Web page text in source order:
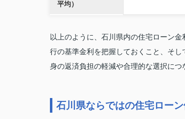
平均）
以上のように、石川県内の住宅ローン
行の基準金利を把握しておくこと、そ
身の返済負担の軽減や合理的な選択につ
石川県ならではの住宅ロー